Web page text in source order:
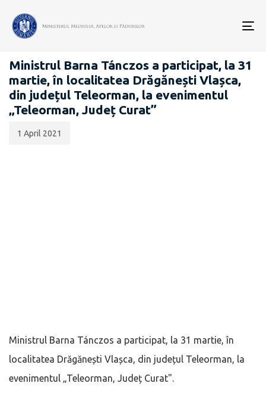
ENGLEZA
Ministrul Barna Tánczos a participat, la 31
martie, în localitatea Drăgănești Vlașca,
din județul Teleorman, la evenimentul
„Teleorman, Județ Curat”
publicării:
1 April 2021
Ministrul Barna Tánczos a participat, la 31 martie, în
localitatea Drăgănești Vlașca, din județul Teleorman, la
evenimentul „Teleorman, Județ Curat".